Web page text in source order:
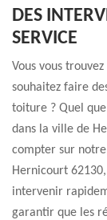
DES
SERVICE
Vous vous
souhaitez faire
toiture ? Quel
dans la ville de
compter sur
Hernicourt
intervenir
garantir que les